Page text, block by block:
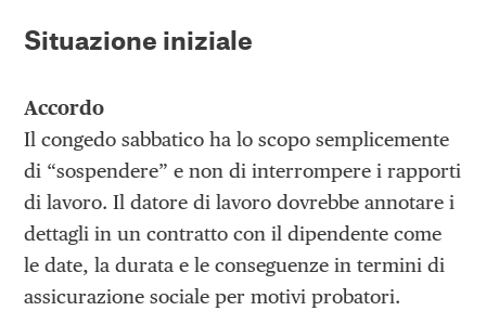
Situazione iniziale
Accordo
Il congedo sabbatico ha lo scopo semplicemente
di “sospendere” e non di interrompere i rapporti
di lavoro. Il datore di lavoro dovrebbe annotare i
dettagli in un contratto con il dipendente come
le date, la durata e le conseguenze in termini di
assicurazione sociale per motivi probatori.